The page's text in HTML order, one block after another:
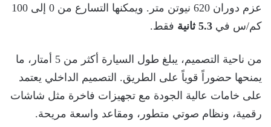
عزم دوران 620 نيوتن متر. ويمكنها التسارع من 0 إلى 100
كم/س في 5.3 ثانية فقط.
من ناحية التصميم، يبلغ طول السيارة أكثر من 5 أمتار، ما
يمنحها حضوراً قوياً على الطريق. التصميم الداخلي يعتمد
على خامات عالية الجودة مع تجهيزات فاخرة مثل شاشات
رقمية، ونظام صوتي متطور، ومقاعد واسعة مريحة.